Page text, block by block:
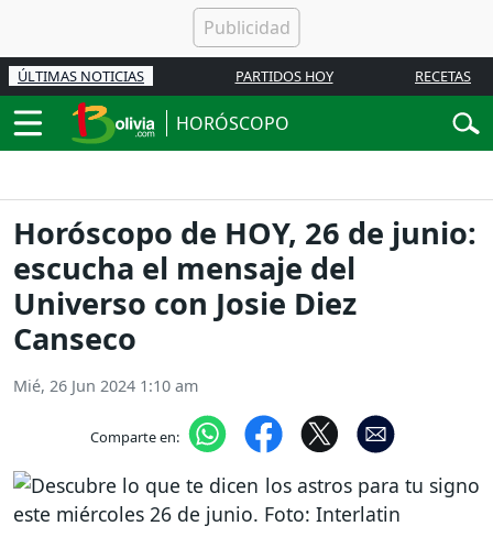
ÚLTIMAS NOTICIAS PARTIDOS HOY RECETAS
HORÓSCOPO
Horóscopo de HOY, 26 de junio:
escucha el mensaje del
Universo con Josie Diez
Canseco
Mié, 26 Jun 2024 1:10 am
Comparte en: